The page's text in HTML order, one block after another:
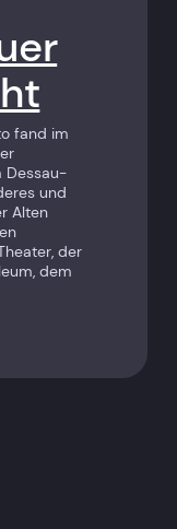
fand im
Dessau-
und
Alten
der
dem